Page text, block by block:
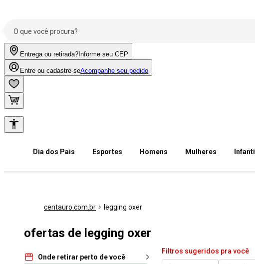
Entrega ou retirada? Informe seu CEP
Entre ou cadastre-seAcompanhe seu pedido
Dia dos Pais Esportes Homens Mulheres Infantil
centauro.com.br legging oxer
ofertas de legging oxer
Onde retirar perto de você
Filtros sugeridos pra você